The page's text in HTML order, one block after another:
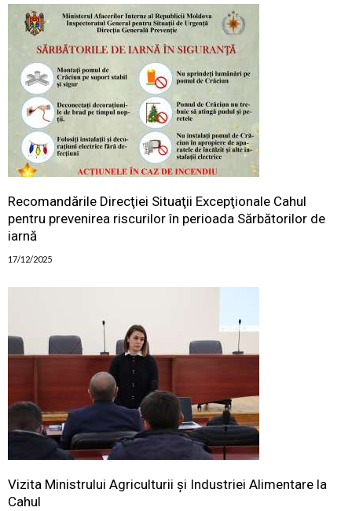
Recomandările Direcţiei Situaţii Excepţionale Cahul
pentru prevenirea riscurilor în perioada Sărbătorilor de
iarnă
17/12/2025
Vizita Ministrului Agriculturii și Industriei Alimentare la
Cahul